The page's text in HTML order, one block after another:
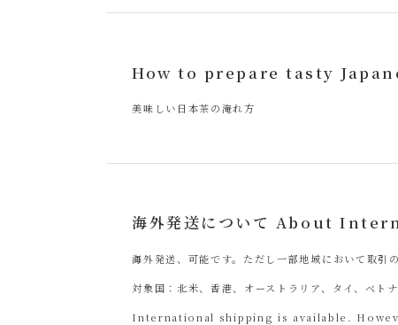
How to prepare tasty
美味しい日本茶の淹れ方
海外発送について About
海外発送、可能です。ただし一部地域において取引
対象国：北米、香港、オーストラリア、タイ、ベト
International shipping is available.